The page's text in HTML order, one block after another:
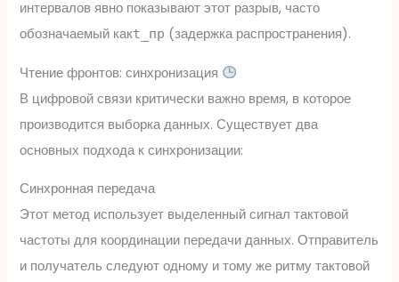
интервалов явно показывают этот разрыв, часто
обозначаемый какt_пр (задержка распространения).
Чтение фронтов: синхронизация
В цифровой связи критически важно время, в которое
производится выборка данных. Существует два
основных подхода к синхронизации:
Синхронная передача
Этот метод использует выделенный сигнал тактовой
частоты для координации передачи данных. Отправитель
и получатель следуют одному и тому же ритму тактовой